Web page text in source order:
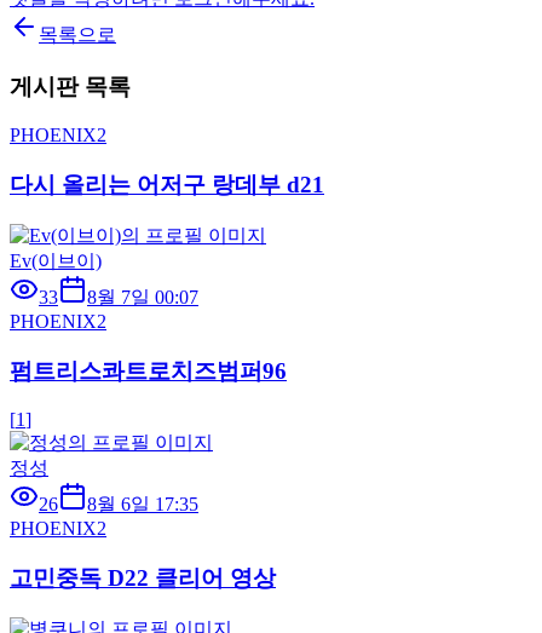
목록으로
게시판 목록
PHOENIX2
다시 올리는 어저구 랑데부 d21
Ev(이브이)
33
8월 7일 00:07
PHOENIX2
펌트리스콰트로치즈범퍼96
[1]
정성
26
8월 6일 17:35
PHOENIX2
고민중독 D22 클리어 영상